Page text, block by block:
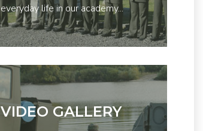
everyday life in our academy...
VIDEO GALLERY